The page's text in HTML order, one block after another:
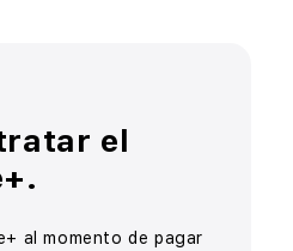
el
al momento de pagar